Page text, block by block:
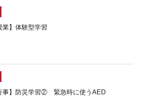
業】体験型学習
事】防災学習② 緊急時に使うAED